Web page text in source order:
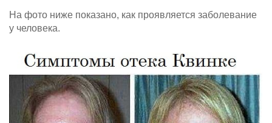
На фото ниже показано, как проявляется заболевание
у человека.